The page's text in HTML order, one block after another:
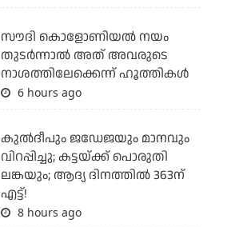
സൗദി കൊളോണിയല്‍ നയം
തുടര്‍ന്നാല്‍ അത് അവരുടെ
നാശത്തിലേക്കെന്ന് ഹൂത്തികള്‍
6 hours ago
കുല്‍ദീപും ജഡേജയും മാനവും
വിറപ്പിച്ചു; കട്ടയ്ക്ക് പൊരുതി
ലങ്കയും; ആദ്യ ദിനത്തില്‍ 363ന്
എട്ട്!
8 hours ago